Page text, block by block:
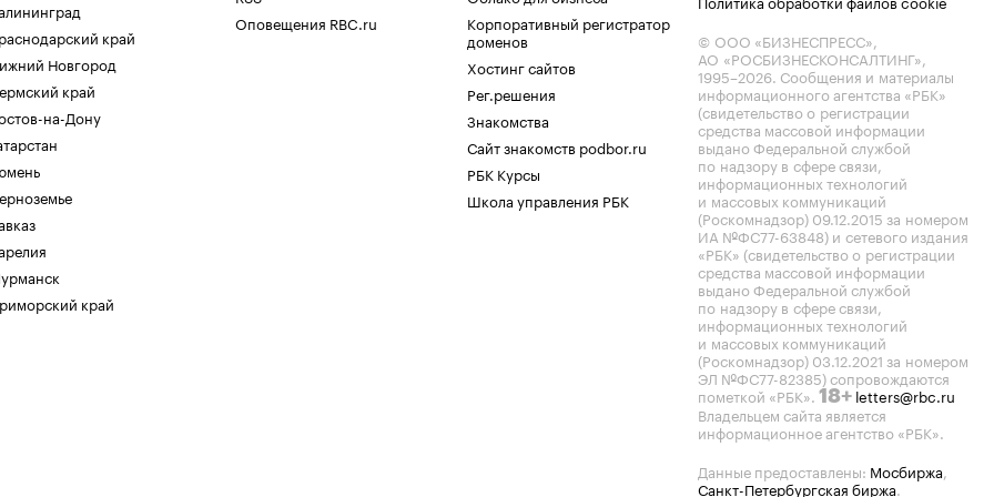
край
Новгород
край
на-Дону
край
Оповещения RBC.ru
Корпоративный регистратор
доменов
Хостинг сайтов
Рег.решения
Знакомства
Сайт знакомств podbor.ru
РБК Курсы
Школа управления РБК
© ООО «БИЗНЕСПРЕСС»,
АО «РОСБИЗНЕСКОНСАЛТИНГ»,
1995–2026. Сообщения и материалы
информационного агентства «РБК»
(свидетельство о регистрации
средства массовой информации
выдано Федеральной службой
по надзору в сфере связи,
информационных технологий
и массовых коммуникаций
(Роскомнадзор) 09.12.2015 за номером
ИА №ФС77-63848) и сетевого издания
«РБК» (свидетельство о регистрации
средства массовой информации
выдано Федеральной службой
по надзору в сфере связи,
информационных технологий
и массовых коммуникаций
(Роскомнадзор) 03.12.2021 за номером
ЭЛ №ФС77-82385) сопровождаются
пометкой «РБК». 18+ letters@rbc.ru
Владельцем сайта является
информационное агентство «РБК».
Данные предоставлены: Мосбиржа,
Санкт-Петербургская биржа.